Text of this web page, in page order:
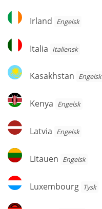
Irland
Irland Engelsk
Italia
Italia Italiensk
Kasakhstan
Kasakhstan Engelsk
Kenya
Kenya Engelsk
Latvia
Latvia Engelsk
Litauen
Litauen Engelsk
Luxembourg
Luxembourg Tysk